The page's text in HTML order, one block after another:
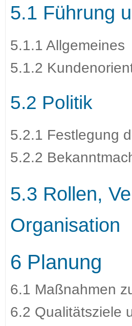
5.1 Führung
5.1.1 Allgemeines
5.1.2
5.2 Politik
5.2.1 Festlegung
5.2.2
5.3 Rollen,
Organisation
6 Planung
6.1 Maßnahmen
6.2 Qualitätsziele